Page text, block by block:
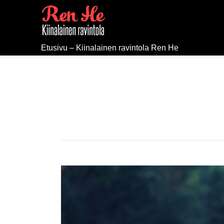
Etusivu – Kiinalainen ravintola Ren He